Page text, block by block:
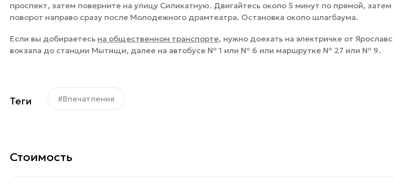
проспект, затем поверните на улицу Силикатную. Двигайтесь около 5 минут по прямой,
поворот направо сразу после Молодежного драмтеатра. Остановка около шлагбаума.
Если вы добираетесь на общественном транспорте, нужно доехать на электричке от
вокзала до станции Мытищи, далее на автобусе № 1 или № 6 или маршрутке № 27 или № 9.
Теги #Впечатления
Стоимость